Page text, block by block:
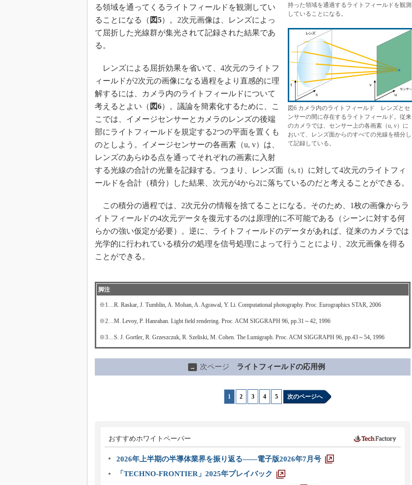
持った領域を通過するライトフィールドを観測
していることになる。
図6 カメラ内のライトフィールド レンズとセ
ンサーの間に存在するライトフィールド。従来
のカメラでは、センサー上の各画素（u, v）に
おいて、レンズ面からのすべての光線を積分し
て記録している。
る領域を通ってくるライトフィールドを観測してい
ることになる（ 図5）。2次元画像は、レンズによっ
て屈折した光線群が集光されて記録された結果であ
る。
レンズによる屈折効果を省いて、4次元のライトフ
ィールドが2次元の画像になる過程をより直感的に理
解するには、カメラ内のライトフィールドについて
考えるとよい（ 図6）。議論を簡素化するために、こ
こでは、イメージセンサーとカメラのレンズの後端
部にライトフィールドを規定する2つの平面を置くも
のとしよう。イメージセンサーの各画素（u, v）は、
レンズのあらゆる点を通ってそれぞれの画素に入射
する光線の合計の光量を記録する。つまり、レンズ面（s, t）に対して4次元のライトフィ
ールドを合計（積分）した結果、次元が4から2に落ちているのだと考えることができる。
この積分の過程では、2次元分の情報を捨てることになる。そのため、1枚の画像からラ
イトフィールドの4次元データを復元するのは原理的に不可能である（シーンに対する何
らかの強い仮定が必要）。逆に、ライトフィールドのデータがあれば、従来のカメラでは
光学的に行われている積分の処理を信号処理によって行うことにより、2次元画像を得る
ことができる。
脚注
※1…R. Raskar, J. Tumblin, A. Mohan, A. Agrawal, Y. Li. Computational photography. Proc. Eurographics STAR, 2006
※2…M. Levoy, P. Hanrahan. Light field rendering. Proc. ACM SIGGRAPH 96, pp.31～42, 1996
※3…S. J. Gortler, R. Grzeszczuk, R. Szeliski, M. Cohen. The Lumigraph. Proc. ACM SIGGRAPH 96, pp.43～54, 1996
→ 次ページ ライトフィールドの応用例
1 2 3 4 5 次のページへ
おすすめホワイトペーパー
2026年上半期の半導体業界を振り返る――電子版2026年7月号
「TECHNO-FRONTIER」2025年プレイバック